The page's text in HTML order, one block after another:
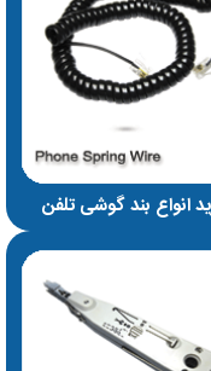
انواع بند گوشی تلفن